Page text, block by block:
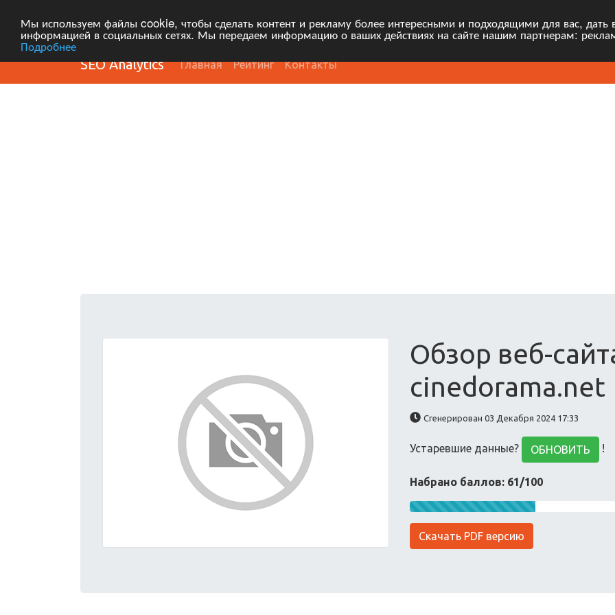
Мы используем файлы cookie, чтобы сделать контент и рекламу более интересными и подходящими для вас, дать
информацией в социальных сетях. Мы передаем информацию о ваших действиях на сайте нашим партнерам:
Подробнее
SEO Analytics Главная Рейтинг Контакты
Обзор веб-
cinedorama.net
Сгенерирован 03 Декабря 2024 17:33
Устаревшие данные? ОБНОВИТЬ !
Набрано баллов: 61/100
Скачать PDF версию